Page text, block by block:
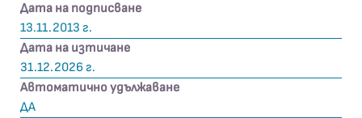
Дата на подписване
13.11.2013 г.
Дата на изтичане
31.12.2026 г.
Автоматично удължаване
ДА